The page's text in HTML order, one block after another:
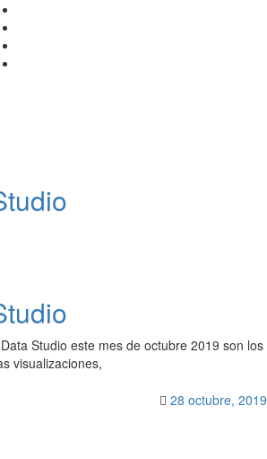
Studio este mes de octubre 2019 son los
visualizaciones,
28 octubre, 2019